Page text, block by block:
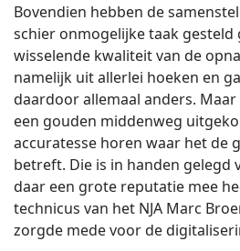
Bovendien hebben de
schier onmogelijke taak gesteld
wisselende kwaliteit van de
namelijk uit allerlei hoeken en
daardoor allemaal anders. Maar
een gouden middenweg
accuratesse horen waar het de
betreft. Die is in handen gelegd
daar een grote reputatie mee
technicus van het NJA Marc
zorgde mede voor de